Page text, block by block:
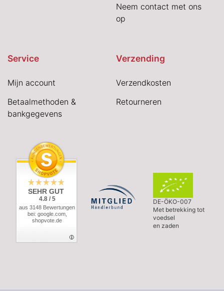
Neem contact met ons
op
Service
Mijn account
Betaalmethoden &
bankgegevens
Verzending
Verzendkosten
Retourneren
SEHR GUT
4.8 / 5
aus 3148 Bewertungen
bei: google.com,
shopvote.de
DE-ÖKO-007
Met betrekking tot
voedsel
en zaden